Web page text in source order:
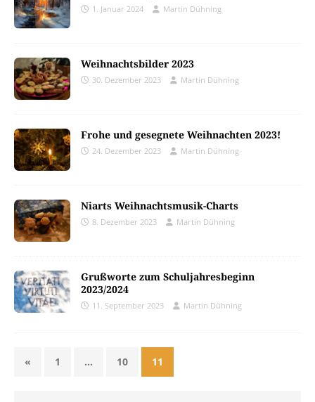
1. Januar 2024 Martin Dühning
Weihnachtsbilder 2023
30. Dezember 2023 Martin Dühning
Frohe und gesegnete Weihnachten 2023!
24. Dezember 2023 Martin Dühning
Niarts Weihnachtsmusik-Charts
8. Dezember 2023 Martin Dühning
Grußworte zum Schuljahresbeginn
2023/2024
11. September 2023 Martin Dühning
« 1 … 10 11